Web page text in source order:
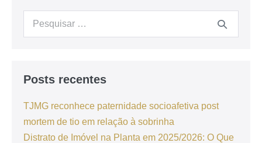
Posts recentes
TJMG reconhece paternidade socioafetiva post
mortem de tio em relação à sobrinha
Distrato de Imóvel na Planta em 2025/2026: O Que